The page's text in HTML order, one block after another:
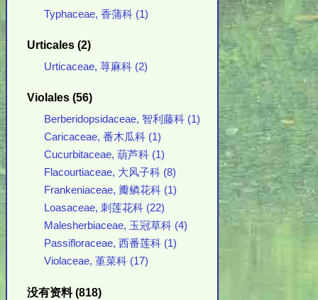
Typhaceae, 香蒲科 (1)
Urticales (2)
Urticaceae, 荨麻科 (2)
Violales (56)
Berberidopsidaceae, 智利藤科 (1)
Caricaceae, 番木瓜科 (1)
Cucurbitaceae, 葫芦科 (1)
Flacourtiaceae, 大风子科 (8)
Frankeniaceae, 瓣鳞花科 (1)
Loasaceae, 刺莲花科 (22)
Malesherbiaceae, 玉冠草科 (4)
Passifloraceae, 西番莲科 (1)
Violaceae, 堇菜科 (17)
没有资料 (818)